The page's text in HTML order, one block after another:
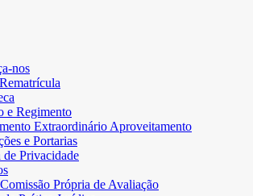
nos
e Regimento
Extraordinário Aproveitamento
e Portarias
de Privacidade
Própria de Avaliação